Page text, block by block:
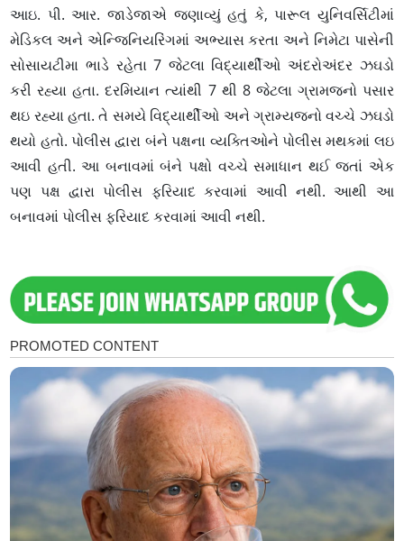
આઇ. પી. આર. જાડેજાએ જણાવ્યું હતું કે, પારૂલ યુનિવર્સિટીમાં
મેડિકલ અને એન્જિનિયરિંગમાં અભ્યાસ કરતા અને નિમેટા પાસેની
સોસાયટીમા ભાડે રહેતા 7 જેટલા વિદ્યાર્થીઓ અંદરોઅંદર ઝઘડો
કરી રહ્યા હતા. દરમિયાન ત્યાંથી 7 થી 8 જેટલા ગ્રામજનો પસાર
થઇ રહ્યા હતા. તે સમયે વિદ્યાર્થીઓ અને ગ્રામ્યજનો વચ્ચે ઝઘડો
થયો હતો. પોલીસ દ્વારા બંને પક્ષના વ્યક્તિઓને પોલીસ મથકમાં લઇ
આવી હતી. આ બનાવમાં બંને પક્ષો વચ્ચે સમાધાન થઈ જતાં એક
પણ પક્ષ દ્વારા પોલીસ ફરિયાદ કરવામાં આવી નથી. આથી આ
બનાવમાં પોલીસ ફરિયાદ કરવામાં આવી નથી.